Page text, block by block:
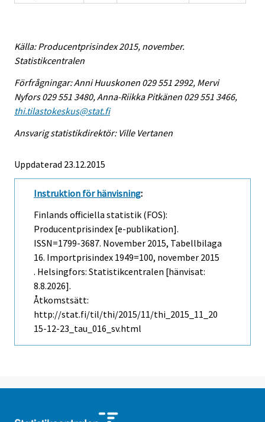
Källa: Producentprisindex 2015, november.
Statistikcentralen
Förfrågningar: Anni Huuskonen 029 551 2992, Mervi
Nyfors 029 551 3480, Anna-Riikka Pitkänen 029 551 3466,
thi.tilastokeskus@stat.fi
Ansvarig statistikdirektör: Ville Vertanen
Uppdaterad 23.12.2015
Instruktion för hänvisning:
Finlands officiella statistik (FOS):
Producentprisindex [e-publikation].
ISSN=1799-3687. November 2015, Tabellbilaga
16. Importprisindex 1949=100, november 2015
. Helsingfors: Statistikcentralen [hänvisat:
8.8.2026].
Åtkomstsätt:
http://stat.fi/til/thi/2015/11/thi_2015_11_20
15-12-23_tau_016_sv.html